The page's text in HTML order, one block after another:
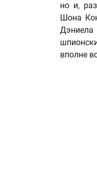
но и,
Шона
вполне